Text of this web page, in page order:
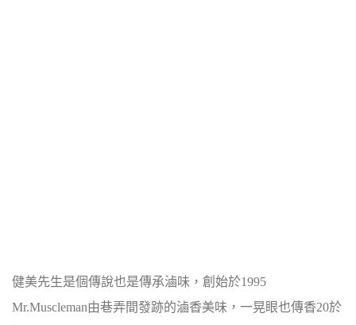
健美先生是個傳說也是傳承滷味，創始於1995
Mr.Muscleman由巷弄間發跡的滷香美味，一晃眼也傳香20於